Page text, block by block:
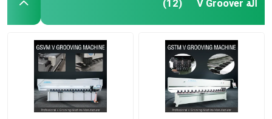
آلة V Groover (12)